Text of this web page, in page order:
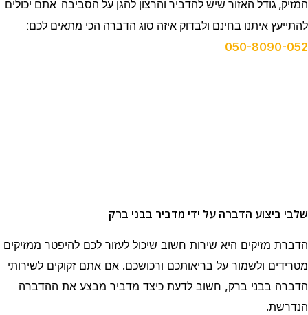
המזיק, גודל האזור שיש להדביר והרצון להגן על הסביבה. אתם יכולים
להתייעץ איתנו בחינם ולבדוק איזה סוג הדברה הכי מתאים לכם:
050-8090-052
שלבי ביצוע הדברה על ידי מדביר בבני ברק
הדברת מזיקים היא שירות חשוב שיכול לעזור לכם להיפטר ממזיקים
מטרידים ולשמור על בריאותכם ורכושכם. אם אתם זקוקים לשירותי
הדברה בבני ברק, חשוב לדעת כיצד מדביר מבצע את ההדברה
הנדרשת.